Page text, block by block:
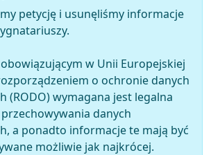
petycję i usunęliśmy informacje
w Unii Europejskiej
o ochronie danych
(RODO) wymagana jest legalna
danych
a ponadto informacje te mają być
możliwie jak najkrócej.